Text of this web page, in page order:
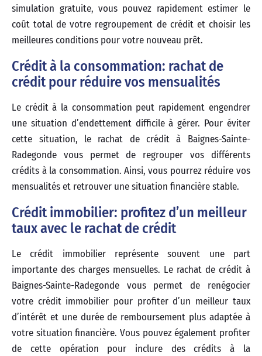
simulation gratuite, vous pouvez rapidement estimer le
coût total de votre regroupement de crédit et choisir les
meilleures conditions pour votre nouveau prêt.
Crédit à la consommation: rachat de
crédit pour réduire vos mensualités
Le crédit à la consommation peut rapidement engendrer
une situation d’endettement difficile à gérer. Pour éviter
cette situation, le rachat de crédit à Baignes-Sainte-
Radegonde vous permet de regrouper vos différents
crédits à la consommation. Ainsi, vous pourrez réduire vos
mensualités et retrouver une situation financière stable.
Crédit immobilier: profitez d’un meilleur
taux avec le rachat de crédit
Le crédit immobilier représente souvent une part
importante des charges mensuelles. Le rachat de crédit à
Baignes-Sainte-Radegonde vous permet de renégocier
votre crédit immobilier pour profiter d’un meilleur taux
d’intérêt et une durée de remboursement plus adaptée à
votre situation financière. Vous pouvez également profiter
de cette opération pour inclure des crédits à la